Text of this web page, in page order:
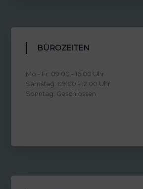
BÜROZEITEN
Mo - Fr: 09:00 - 16:00 Uhr
Samstag: 09:00 - 12:00 Uhr
Sonntag: Geschlossen